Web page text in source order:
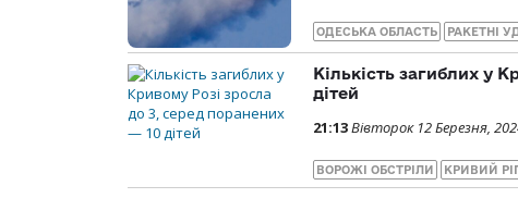
ОДЕСЬКА ОБЛАСТЬ РАКЕТНІ
Кількість загиблих у
дітей
21:13Вівторок 12 Березня,
ВОРОЖІ ОБСТРІЛИ КРИВИЙ